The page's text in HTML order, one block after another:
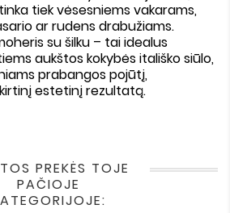
tiek vėsesniems vakarams,
ar rudens drabužiams.
su šilku – tai idealus
aukštos kokybės itališko siūlo,
prabangos pojūtį,
estetinį rezultatą.
PREKĖS TOJE
PAČIOJE